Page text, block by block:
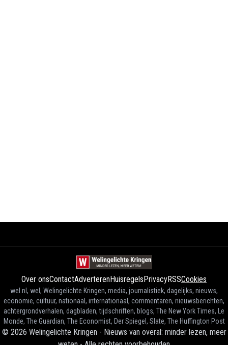
Over onsContactAdverterenHuisregelsPrivacyRSSCookies
wel.nl, wel, Welingelichte Kringen, media, journalistiek, dagelijks, nieuws,
economie, cultuur, nationaal, internationaal, commentaren, nieuwsberichten,
achtergrondverhalen, dagbladen, tijdschriften, blogs, The New York Times, Le
Monde, The Guardian, The Economist, Der Spiegel, Slate, The Huffington Post
© 2026 Welingelichte Kringen - Nieuws van overal: minder lezen, meer